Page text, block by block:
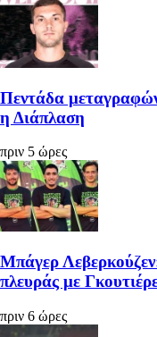
Πεντάδα
η Διάπλαση
πριν 5 ώρες
Μπάγερ
πλευράς με
πριν 6 ώρες